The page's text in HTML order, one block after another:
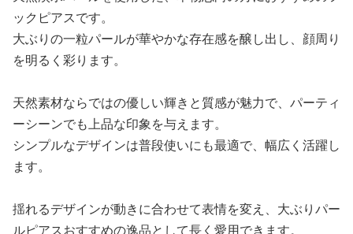
ックピアスです。
大ぶりの一粒パールが華やかな存在感を醸し出し、顔周り
を明るく彩ります。
天然素材ならではの優しい輝きと質感が魅力で、パーティ
ーシーンでも上品な印象を与えます。
シンプルなデザインは普段使いにも最適で、幅広く活躍し
ます。
揺れるデザインが動きに合わせて表情を変え、大ぶりパー
ルピアスおすすめの逸品として長く愛用できます。